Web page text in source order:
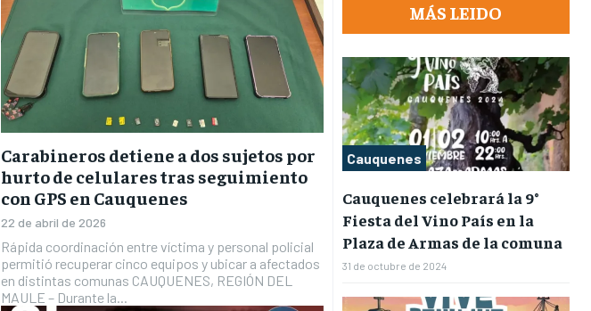
Carabineros detiene a dos sujetos por
hurto de celulares tras seguimiento
con GPS en Cauquenes
22 de abril de 2026
Rápida coordinación entre víctima y personal policial
permitió recuperar cinco equipos y ubicar a afectados
en distintas comunas CAUQUENES, REGIÓN DEL
MAULE – Durante la...
MÁS LEIDO
Cauquenes
Cauquenes celebrará la 9°
Fiesta del Vino País en la
Plaza de Armas de la comuna
31 de octubre de 2024